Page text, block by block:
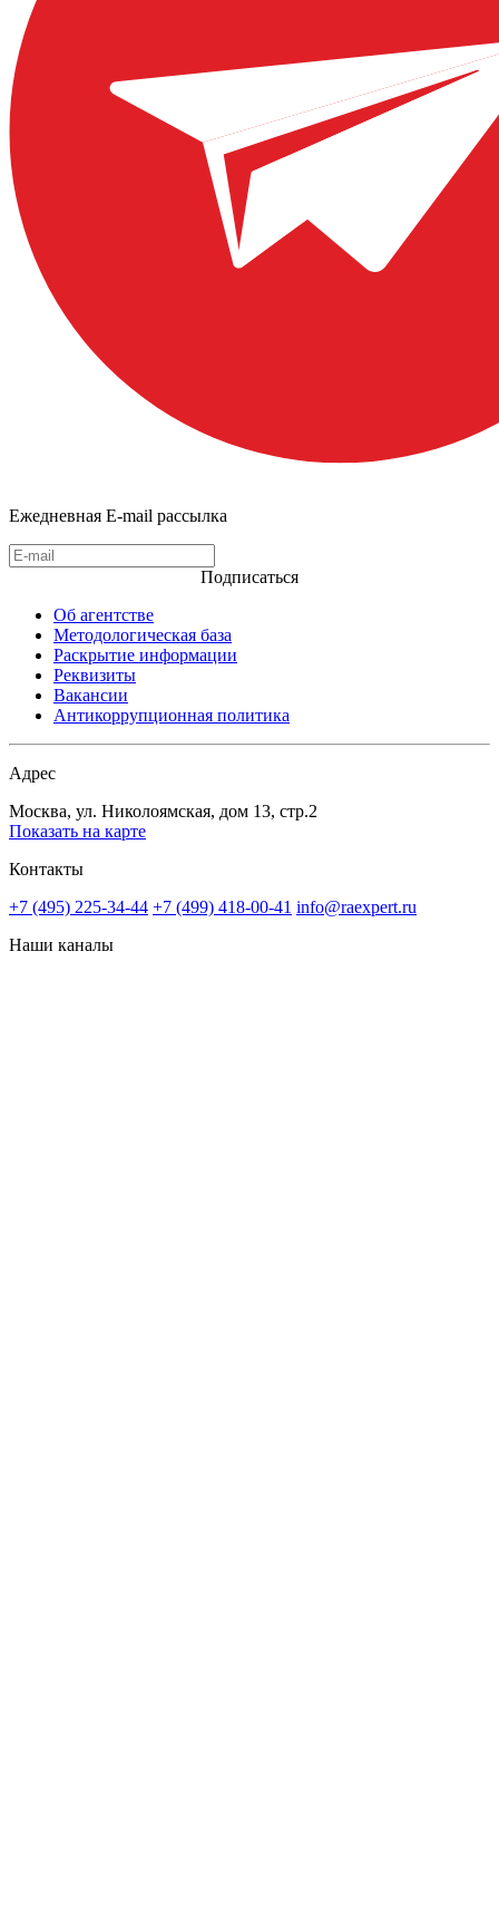
Ежедневная E-mail рассылка
Подписаться
Об агентстве
Методологическая база
Раскрытие информации
Реквизиты
Вакансии
Антикоррупционная политика
Адрес
Москва, ул. Николоямская, дом 13, стр.2
Показать на карте
Контакты
+7 (495) 225-34-44 +7 (499) 418-00-41 info@raexpert.ru
Наши каналы